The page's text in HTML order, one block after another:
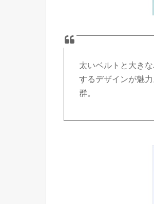
太いベルトと大き
するデザインが魅
群。